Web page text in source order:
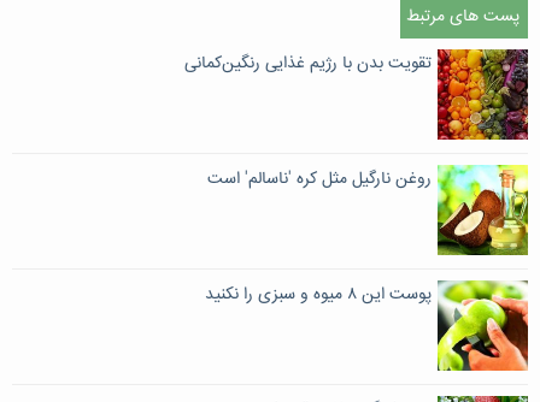
پست های مرتبط
تقویت بدن با رژیم غذایی رنگین‌کمانی
روغن نارگیل مثل کره 'ناسالم' است
پوست این ۸ میوه و سبزی را نکنید